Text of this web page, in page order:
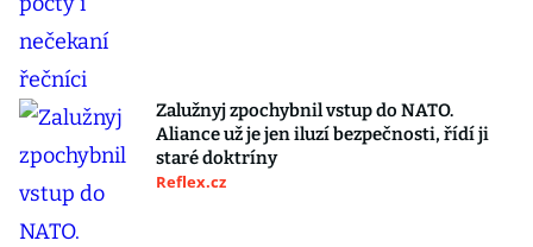
Zalužnyj zpochybnil vstup do NATO.
Aliance už je jen iluzí bezpečnosti, řídí ji
staré doktríny
Reflex.cz